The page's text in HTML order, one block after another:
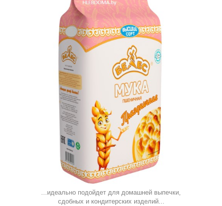
...идеально подойдет для домашней выпечки,
сдобных и кондитерских изделий...